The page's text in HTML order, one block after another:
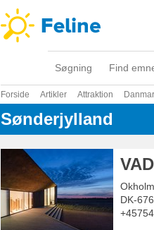
Søgning Find
Forside Artikler Attraktion
Sønderjylland
DK-